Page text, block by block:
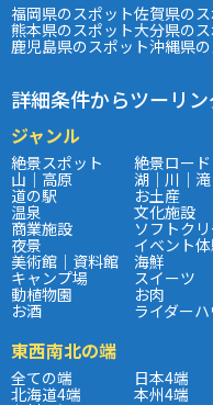
福岡県のスポット佐賀県の
熊本県のスポット大分県の
鹿児島県のスポット沖縄県
詳細条件からツーリ
ジャンル
絶景スポット 絶景ロード
山｜高原 湖｜川｜滝
道の駅 お土産
温泉 文化施設
商業施設 ソフトク
夜景 イベント
美術館｜資料館 海鮮
キャンプ場 スイーツ
動植物園 お肉
お酒 ライダーハ
東西南北の端
全ての端 日本4端
北海道4端 本州4端